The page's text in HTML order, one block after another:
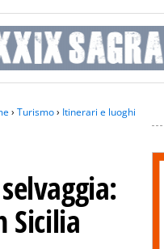
› Turismo› Itinerari e luoghi
Sicilia